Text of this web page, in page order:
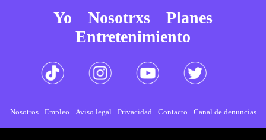
Yo Nosotrxs
Planes
Entretenimiento
Nosotros Empleo Aviso legal Privacidad Contacto Canal de denuncias